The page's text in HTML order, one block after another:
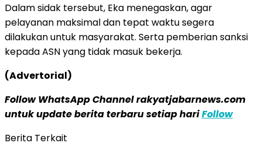
Dalam sidak tersebut, Eka menegaskan, agar
pelayanan maksimal dan tepat waktu segera
dilakukan untuk masyarakat. Serta pemberian sanksi
kepada ASN yang tidak masuk bekerja.
(Advertorial)
Follow WhatsApp Channel rakyatjabarnews.com
untuk update berita terbaru setiap hariFollow
Berita Terkait